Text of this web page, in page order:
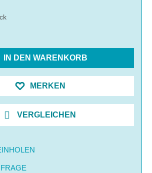
IN DEN WARENKORB
MERKEN
VERGLEICHEN